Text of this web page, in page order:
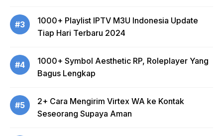
#3
1000+ Playlist IPTV M3U Indonesia Update
Tiap Hari Terbaru 2024
#4
1000+ Symbol Aesthetic RP, Roleplayer Yang
Bagus Lengkap
#5
2+ Cara Mengirim Virtex WA ke Kontak
Seseorang Supaya Aman